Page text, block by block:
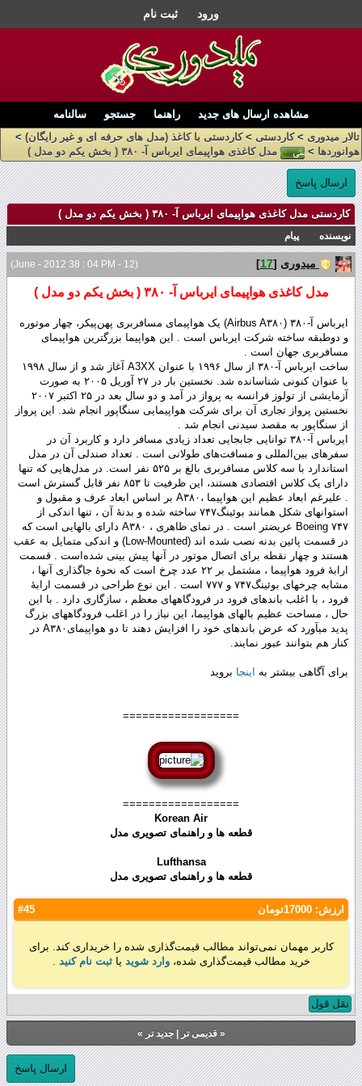
ورود ثبت نام
مشاهده ارسال های جدید راهنما جستجو
سالنامه
تالار میدوری >کاردستی >کاردستی با کاغذ (مدل های حرفه ای و غیر رایگان) >
هوانوردها > مدل کاغذی هواپیمای ایرباس آ- ۳۸۰ ( بخش یکم دو مدل )
ارسال پاسخ
کاردستی مدل کاغذی هواپیمای ایرباس آ- ۳۸۰ ( بخش یکم دو مدل )
نویسنده پیام
(12 - June - 2012 38 : 04 PM) میدوری [
17
]
مدل کاغذی هواپیمای ایرباس آ- ۳۸۰ ( بخش یکم دو مدل )
ایرباس آ-۳۸۰ (Airbus A۳۸۰) یک هواپیمای مسافربری پهن‌پیکر، چهار موتوره
و دوطبقه ساخته شرکت ایرباس است . این هواپیما بزرگترین هواپیمای
مسافربری جهان است .
ساخت ایرباس آ-۳۸۰ از سال ۱۹۹۶ با عنوان A3XX آغاز شد و از سال ۱۹۹۸
با عنوان کنونی شناسانده شد. نخستین بار در ۲۷ آوریل ۲۰۰۵ به صورت
آزمایشی از تولوز فرانسه به پرواز در آمد و دو سال بعد در ۲۵ اکتبر ۲۰۰۷
نخستین پرواز تجاری آن برای شرکت هواپیمایی سنگاپور انجام شد. این پرواز
از سنگاپور به مقصد سیدنی انجام شد .
ایرباس آ-۳۸۰ توانایی جابجایی تعداد زیادی مسافر دارد و کاربرد آن در
سفرهای بین‌المللی و مسافت‌های طولانی است . تعداد صندلی آن در مدل
استاندارد با سه کلاس مسافربری بالغ بر ۵۲۵ نفر است. در مدل‌هایی که تنها
دارای یک کلاس اقتصادی هستند، این ظرفیت تا ۸۵۳ نفر قابل گسترش است
. علیرغم ابعاد عظیم این هواپیما ،A۳۸۰ بر اساس ابعاد عرف و مقبول و
استوانه‏ای شکل همانند بوئینگ۷۴۷ ساخته شده و بدنهٔ آن ، تنها اندکی از
Boeing ۷۴۷ عریض‏تر است . در نمای ظاهری ، A۳۸۰ دارای بالهایی است که
در قسمت پائین بدنه نصب شده‏ اند (Low-Mounted) و اندکی متمایل به عقب
هستند و چهار نقطه برای اتصال موتور در آنها پیش ‏بینی شده‌است . قسمت
ارابهٔ فرود هواپیما ، مشتمل بر ۲۲ عدد چرخ است که نحوهٔ جاگذاری آنها‏ ،
مشابه چرخ‏های بوئینگ۷۴۷ و ۷۷۷ است . این نوع طراحی در قسمت ارابهٔ
فرود ، با اغلب باندهای فرود در فرودگاههای معظم ، سازگاری دارد . با این
حال ، مساحت عظیم بالهای هواپیما، این نیاز را در اغلب فرودگاههای بزرگ
پدید می‏آورد که عرض باندهای خود را افزایش دهند تا دو هواپیمایA۳۸۰ در
کنار هم بتوانند عبور نمایند.
برای آگاهی بیشتر به اینجا بروید
==================
==================
Korean Air
قطعه ها و راهنمای تصویری مدل
Lufthansa
قطعه ها و راهنمای تصویری مدل
ارزش: 17000تومان #45
کاربر مهمان نمی‌تواند مطالب قیمت‌گذاری شده را خریداری کند. برای
خرید مطالب قیمت‌گذاری شده،وارد شوید یاثبت نام کنید
نقل قول
«قدیمی تر |جدید تر »
ارسال پاسخ